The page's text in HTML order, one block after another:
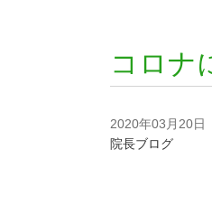
コロナ
2020年03月20日
院長ブログ